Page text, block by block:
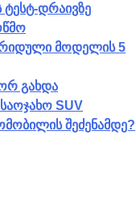
დრაივზე
მოდელის 5
გახდა
SUV
შეძენამდე?